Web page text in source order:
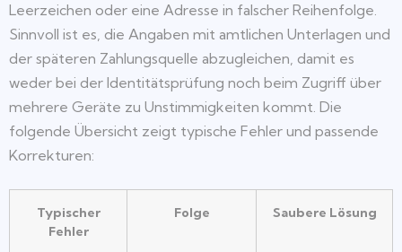
Leerzeichen oder eine Adresse in falscher Reihenfolge.
Sinnvoll ist es, die Angaben mit amtlichen Unterlagen und
der späteren Zahlungsquelle abzugleichen, damit es
weder bei der Identitätsprüfung noch beim Zugriff über
mehrere Geräte zu Unstimmigkeiten kommt. Die
folgende Übersicht zeigt typische Fehler und passende
Korrekturen:
Typischer
Fehler
Folge Saubere Lösung